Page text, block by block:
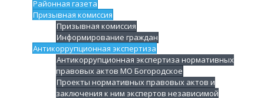
Районная газета
Призывная комиссия
Призывная комиссия
Информирование граждан
Антикоррупционная экспертиза
Антикоррупционная экспертиза нормативных
правовых актов МО Богородское
Проекты нормативных правовых актов и
заключения к ним экспертов независимой